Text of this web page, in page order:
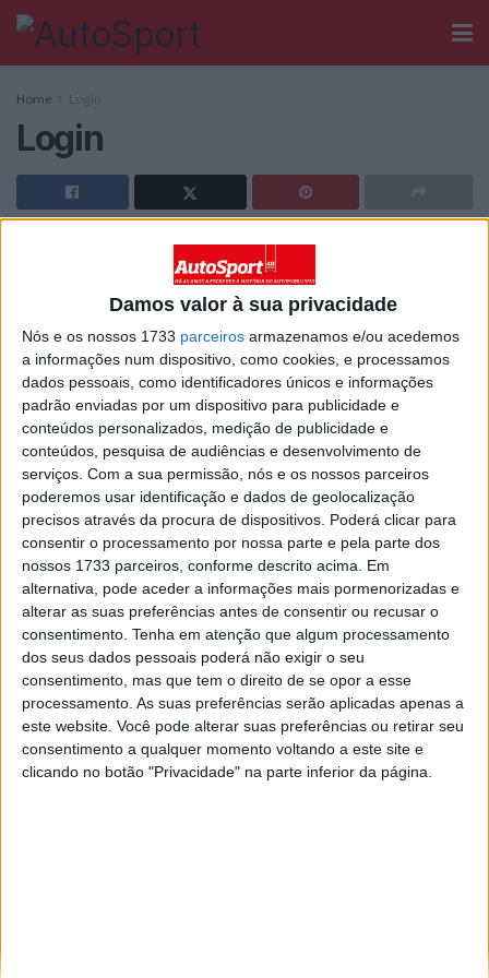
Damos valor à sua privacidade
Nós e os nossos 1733 parceiros armazenamos e/ou acedemos
a informações num dispositivo, como cookies, e processamos
dados pessoais, como identificadores únicos e informações
padrão enviadas por um dispositivo para publicidade e
conteúdos personalizados, medição de publicidade e
conteúdos, pesquisa de audiências e desenvolvimento de
serviços. Com a sua permissão, nós e os nossos parceiros
poderemos usar identificação e dados de geolocalização
precisos através da procura de dispositivos. Poderá clicar para
consentir o processamento por nossa parte e pela parte dos
nossos 1733 parceiros, conforme descrito acima. Em
alternativa, pode aceder a informações mais pormenorizadas e
alterar as suas preferências antes de consentir ou recusar o
consentimento. Tenha em atenção que algum processamento
dos seus dados pessoais poderá não exigir o seu
consentimento, mas que tem o direito de se opor a esse
processamento. As suas preferências serão aplicadas apenas a
este website. Você pode alterar suas preferências ou retirar seu
consentimento a qualquer momento voltando a este site e
clicando no botão "Privacidade" na parte inferior da página.
Home Login
Login
Ainda não tem registo no Autosport?
Sobre
Especialistas em automóveis, automobilismo e demais desportos
motorizados há 48 anos.
Informação importante
Ficha técnica
Estatuto editorial
Política de privacidade
Termos e condições